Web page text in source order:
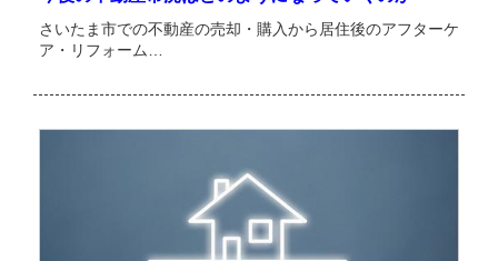
さいたま市での不動産の売却・購入から居住後のアフターケ
ア・リフォーム…